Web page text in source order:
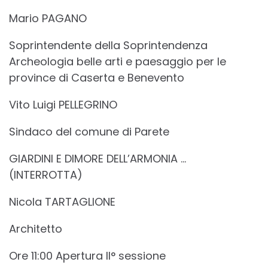
Mario PAGANO
Soprintendente della Soprintendenza
Archeologia belle arti e paesaggio per le
province di Caserta e Benevento
Vito Luigi PELLEGRINO
Sindaco del comune di Parete
GIARDINI E DIMORE DELL’ARMONIA …
(INTERROTTA)
Nicola TARTAGLIONE
Architetto
Ore 11:00 Apertura II° sessione